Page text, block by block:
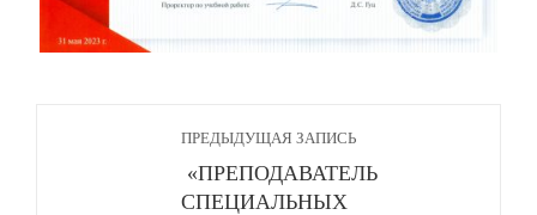
ПРЕДЫДУЩАЯ ЗАПИСЬ
«ПРЕПОДАВАТЕЛЬ
СПЕЦИАЛЬНЫХ